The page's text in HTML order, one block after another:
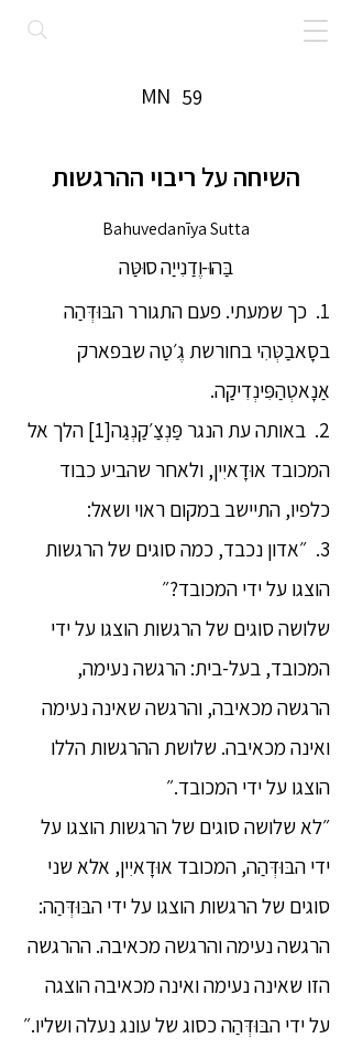
59
MN
השיחה על ריבוי ההרגשות
Bahuvedanīya Sutta
בַּהוּ-וֶדַנִייַה סוּטַּה
1. כך שמעתי. פעם התגורר הבּוּדְּהַה
בסָאבַטְּהִי בחורשת גֶ׳טַה שבפארק
אַנָאטְהַפִּינְדִיקַה.
2. באותה עת הנגר פַּנְצַ׳קַנְגַה[1] הלך אל
המכובד אוּדָאיִין, ולאחר שהביע כבוד
כלפיו, התיישב במקום ראוי ושאל:
3. ״אדון נכבד, כמה סוגים של הרגשות
הוצגו על ידי המכובד?״
שלושה סוגים של הרגשות הוצגו על ידי
המכובד, בעל-בית: הרגשה נעימה,
הרגשה מכאיבה, והרגשה שאינה נעימה
ואינה מכאיבה. שלושת ההרגשות הללו
הוצגו על ידי המכובד.״
״לא שלושה סוגים של הרגשות הוצגו על
ידי הבּוּדְּהַה, המכובד אוּדָאיִין, אלא שני
סוגים של הרגשות הוצגו על ידי הבּוּדְּהַה:
הרגשה נעימה והרגשה מכאיבה. ההרגשה
הזו שאינה נעימה ואינה מכאיבה הוצגה
על ידי הבּוּדְּהַה כסוג של עונג נעלה ושליו.״